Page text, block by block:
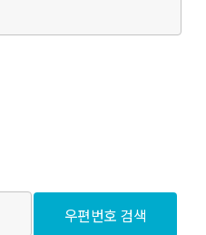
우편번호 검색